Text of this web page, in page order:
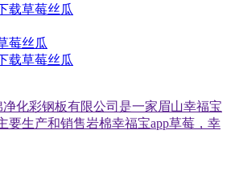
载草莓丝瓜
莓丝瓜
载草莓丝瓜